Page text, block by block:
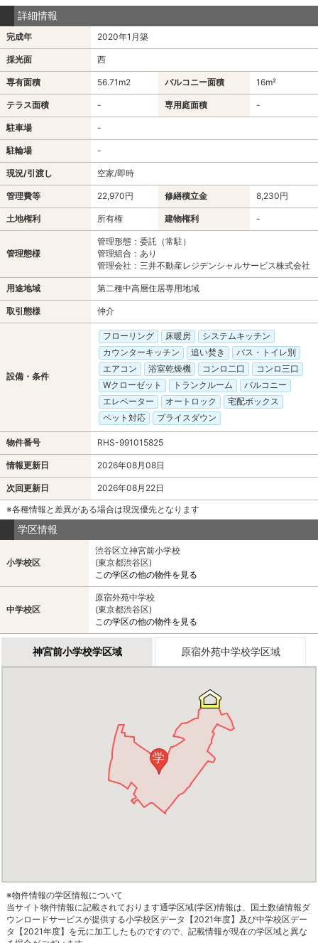
詳細情報
完成年 2020年1月築
採光面 西
専有面積 56.71m2 バルコニー面積 16m²
テラス面積 - 専用庭面積 -
駐車場 -
駐輪場 -
現況/引渡し 空家/即時
管理費等 22,970円 修繕積立金 8,230円
土地権利 所有権 建物権利 -
管理態様
管理形態：委託（常駐）
管理組合：あり
管理会社：三井不動産レジデンシャルサービス株式会社
用途地域 第二種中高層住居専用地域
取引態様 仲介
設備・条件
フローリング 床暖房
システムキッチン
カウンターキッチン
追い焚き
バス・トイレ別
エアコン
浴室乾燥機 コンロ二口
コンロ三口
Wクローゼット
トランクルーム
バルコニー
エレベーター
オートロック
宅配ボックス
ペット対応
プライスダウン
物件番号 RHS-991015825
情報更新日 2026年08月08日
次回更新日
2026年08月22日
※各種情報と差異がある場合は現況優先となります
学区情報
小学校区
渋谷区立神宮前小学校
(東京都渋谷区)
この学区の他の物件を見る
中学校区
原宿外苑中学校
(東京都渋谷区)
この学区の他の物件を見る
神宮前小学校学区域 原宿外苑中学校学区域
学
※物件情報の学区情報について
当サイト物件情報に記載されております通学区域(学区)情報は、国土数値情報ダ
ウンロードサービスが提供する小学校区データ【2021年度】及び中学校区デー
タ【2021年度】を元に加工したものですので、記載情報が現在の学区域と異な